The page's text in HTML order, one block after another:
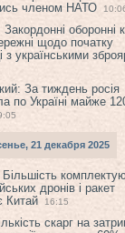
членом НАТО
оборонні
щодо початку
з українськими
За тиждень росія
по Україні майже
21 декабря 2025
дронів і ракет
Китай
16:15
скарг на